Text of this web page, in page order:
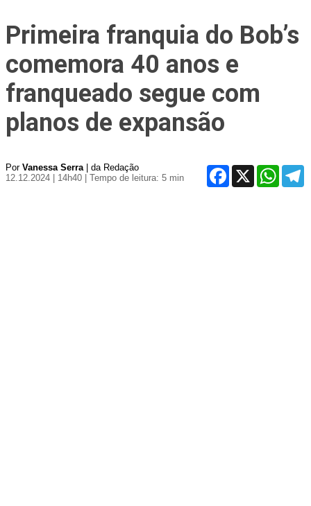
Primeira franquia do Bob’s
comemora 40 anos e
franqueado segue com
planos de expansão
Por Vanessa Serra| da Redação
12.12.2024 | 14h40
| Tempo de leitura: 5 min
Facebook
X